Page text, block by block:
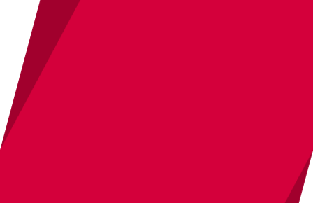
本日のタイピング練習を行いましょう。
の正タイプ率